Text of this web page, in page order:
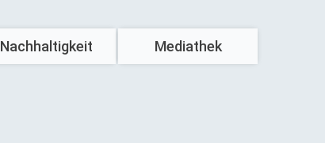
Nachhaltigkeit Mediathek